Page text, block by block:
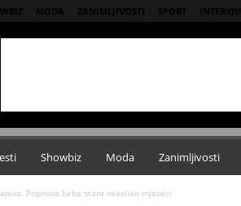
MODA ZANIMLJIVOSTI SPORT INTERVJU
Showbiz Moda Zanimljivosti
Poginula beba stara nekoliko mjeseci